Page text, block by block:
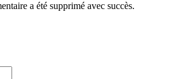
a été supprimé avec succès.